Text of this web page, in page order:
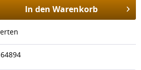
In den Warenkorb
64894